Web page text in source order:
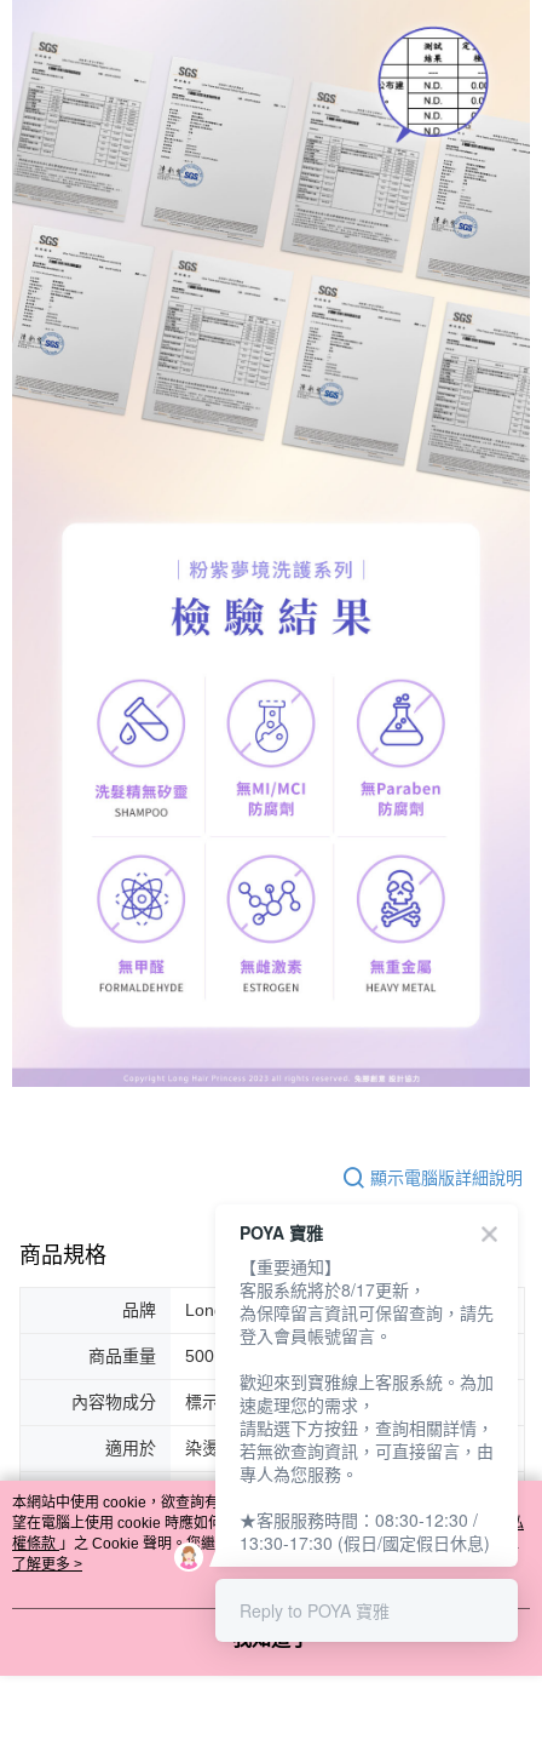
顯示電腦版詳細說明
商品規格
品牌 Long Hair Princess長髮公主的秘密
商品重量 500ML
內容物成分 標示於瓶身
適用於 染燙髮、一般髮質、油性髮質
產地 台灣
製造業者名稱 美虹虹實業社
雲林縣水林鄉水南村東陽街23之3號
0800ㄧ060799
功效、用途
去除頭髮上灰塵、油脂及頭皮屑，並對頭髮
本網站中使用 cookie，欲查詢有關本網站使用 cookie 方式之詳情，及若您不希
望在電腦上使用 cookie 時應如何變更電腦的 cookie 設定，請參閱本網站「
隱私
權條款 」之 Cookie 聲明。您繼續使用本網站即表示您同意本公司得按本網站使
用條款之 Cookie 聲明使用 cookie。
了解更多 >
我知道了
POYA 寶雅
【重要通知】
客服系統將於8/17更新，
為保障留言資訊可保留查詢，請先
登入會員帳號留言。
歡迎來到寶雅線上客服系統。為加
速處理您的需求，
請點選下方按鈕，查詢相關詳情，
若無欲查詢資訊，可直接留言，由
專人為您服務。
★客服服務時間：08:30-12:30 /
13:30-17:30 (假日/國定假日休息)
Reply to POYA 寶雅